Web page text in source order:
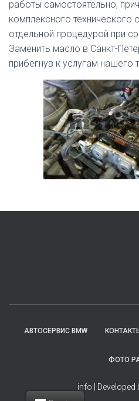
работы самостоятельно,
комплексного технического
отдельной процедурой при
Заменить масло в Санкт-
прибегнув к услугам нашего
АВТОСЕРВИС BMW
ФОТО
info | Developed